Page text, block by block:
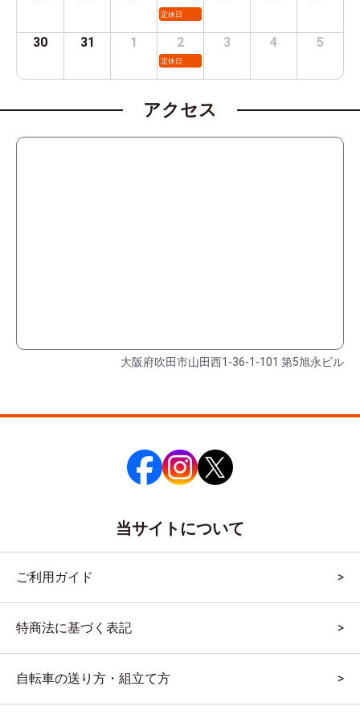
定休日
30 31 1 2
定休日
3 4 5
アクセス
大阪府吹田市山田西1-36-1-101 第5旭永ビル
当サイトについて
ご利用ガイド
特商法に基づく表記
自転車の送り方・組立て方